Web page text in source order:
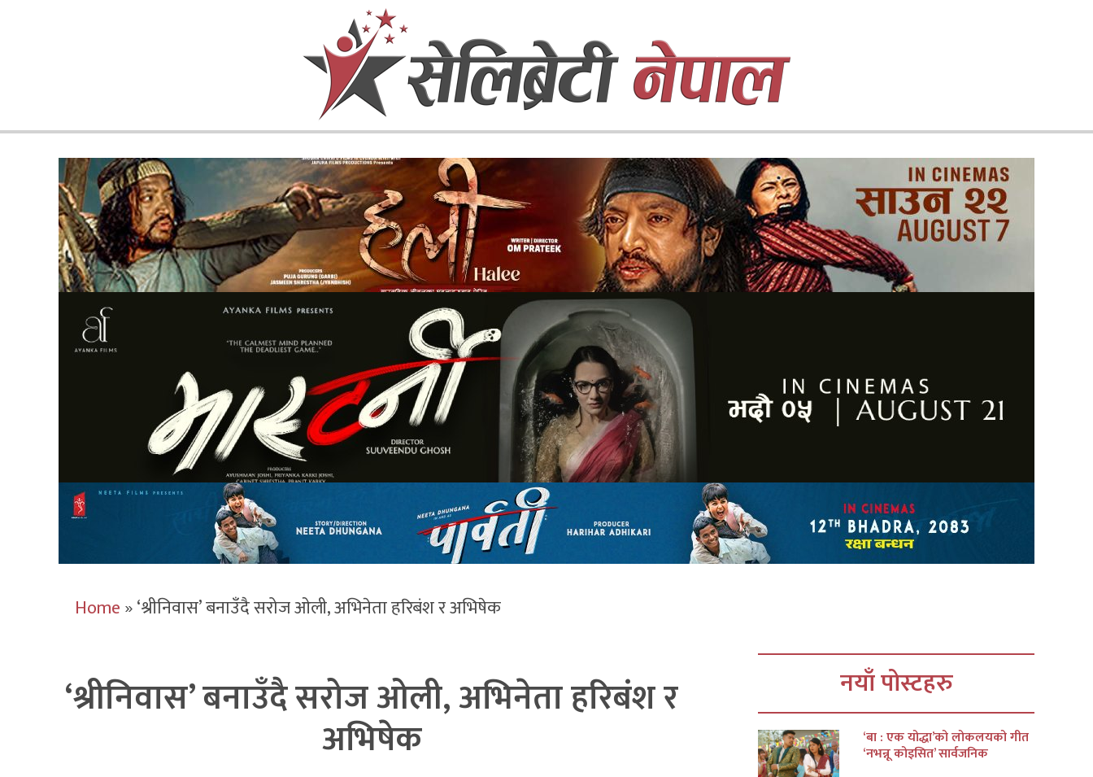
Home»‘श्रीनिवास’ बनाउँदै सरोज ओली, अभिनेता हरिबंश र अभिषेक
‘श्रीनिवास’ बनाउँदै सरोज ओली, अभिनेता हरिबंश र
अभिषेक
नयाँ पोस्टहरु
‘बा : एक योद्धा’को लोकलयको गीत
‘नभन्नू कोइसित’ सार्वजनिक